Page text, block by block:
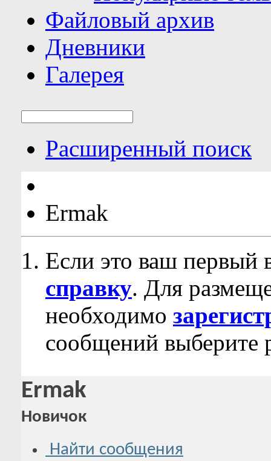
Файловый архив
Дневники
Галерея
Расширенный поиск
Ermak
Если это ваш первый
справку. Для
необходимо
сообщений выберите
Ermak
Новичок
Найти сообщения